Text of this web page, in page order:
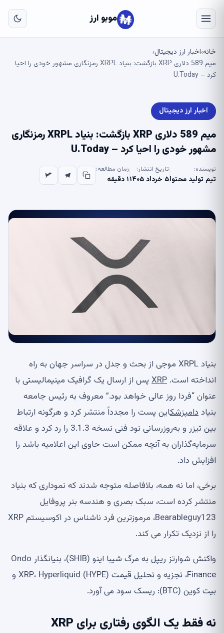
موبو ارز
خانه›اخبار ارز دیجیتال›
میم 589 دلاری XRP بازگشت: بنیاد XRPL رمزنگاری مشهور خودی را احیا
کرد – U.Today
اخبار ارز دیجیتال
میم 589 دلاری XRP بازگشت: بنیاد XRPL رمزنگاری
مشهور خودی را احیا کرد – U.Today
نویسنده:
تیم تولید محتوا
تاریخ انتشار:
۵ خرداد ۱۴۰۵
زمان مطالعه:
۱ دقیقه
بنیاد XRPL موجی از بحث و جدل در سراسر جهان به راه
انداخته است. XRP پس از ارسال یک گرافیک مینیمالیستی با
عنوان “فردا روز عالی خواهد بود.” معروف به رئیس جامعه
بنیاددامپزشکاین پست را مجدداً منتشر کرد و هرگونه ارتباط
بین تیزر و به‌روزرسانی نود فنی نسخه 3.1.3 را رد کرد و علاقه
سرمایه‌گذاران به آنچه ممکن است حاوی این اعلامیه باشد را
افزایش داد.
برخی، اما نه همه، بلافاصله متوجه شدند که نموداری که بنیاد
منتشر کرده است، سبک بصری و هندسه بنر پروفایل
Bearableguy123، مرموزترین فرد ناشناس در اکوسیستم XRP
را از نزدیک تکرار می کند.
واکنش شوارتز ریپل به مرگ شیبا اینو (SHIB)، بنیانگذار Ondo
Finance، تجزیه و تحلیل قیمت XRP، Hyperliquid (HYPE) و
بیت کوین (BTC): ریسک سود می آورد.
نه فقط یک الگوی رفتاری برای XRP